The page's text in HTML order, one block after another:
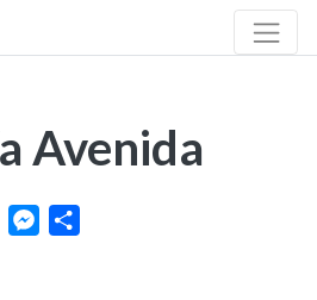
Avenida
TelegramMessenger